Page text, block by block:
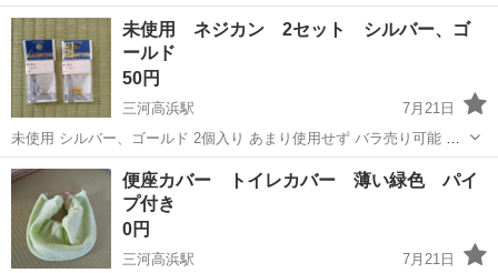
ルバー ※取りに来られる方でお願い致します。 ※キャンセル、返品不
可。 ※24時間以内にご返信致しますのでお急ぎの方NG ※24時間以内
にご返信無...
愛知 高浜市 三河高浜駅
未使用 ネジカン 2セット シルバー、ゴ
ールド
50円
三河高浜駅
7月21日
未使用 シルバー、ゴールド 2個入り あまり使用せず バラ売り可能 返
品クレームなしでお願いします。 #ネジカン #シルバー #ゴールド #ま
とめ売り #アクセサリー #ハンドメイド #藤久㈱ #手芸 #リメイク
愛知 高浜市 三河高浜駅 その他
便座カバー トイレカバー 薄い緑色 パイ
プ付き
0円
三河高浜駅 7月21日